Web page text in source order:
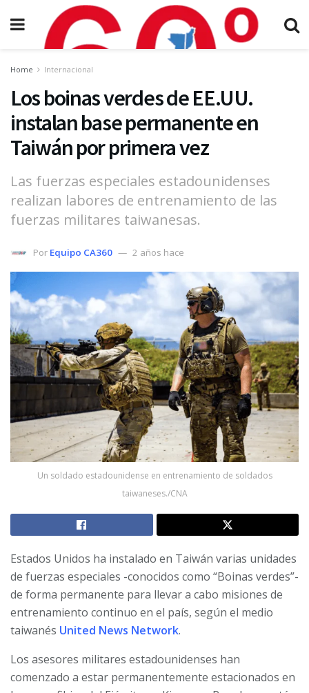
Home Internacional
Los boinas verdes de EE.UU.
instalan base permanente en
Taiwán por primera vez
Las fuerzas especiales estadounidenses
realizan labores de entrenamiento de las
fuerzas militares taiwanesas.
Por Equipo CA360 2 años hace
Un soldado estadounidense en entrenamiento de soldados
taiwaneses./CNA
Estados Unidos ha instalado en Taiwán varias unidades
de fuerzas especiales -conocidos como “Boinas verdes”-
de forma permanente para llevar a cabo misiones de
entrenamiento continuo en el país, según el medio
taiwanés United News Network.
Los asesores militares estadounidenses han
comenzado a estar permanentemente estacionados en